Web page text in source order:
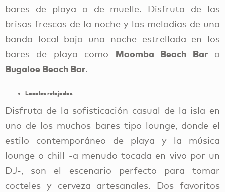
bares de playa o de muelle. Disfruta de las
brisas frescas de la noche y las melodías de una
banda local bajo una noche estrellada en los
bares de playa como Moomba Beach Baro
Bugaloe Beach Bar.
Locales relajados
Disfruta de la sofisticación casual de la isla en
uno de los muchos bares tipo lounge, donde el
estilo contemporáneo de playa y la música
lounge o chill -a menudo tocada en vivo por un
DJ-, son el escenario perfecto para tomar
cocteles y cerveza artesanales. Dos favoritos